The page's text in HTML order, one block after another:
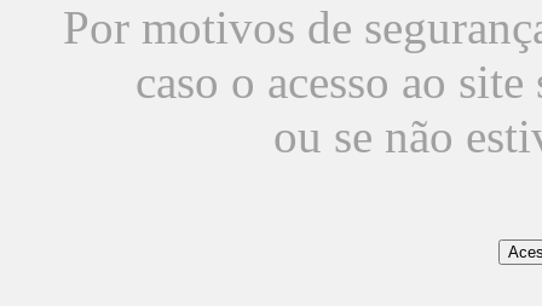
Por motivos de
caso o acesso ao
ou se não